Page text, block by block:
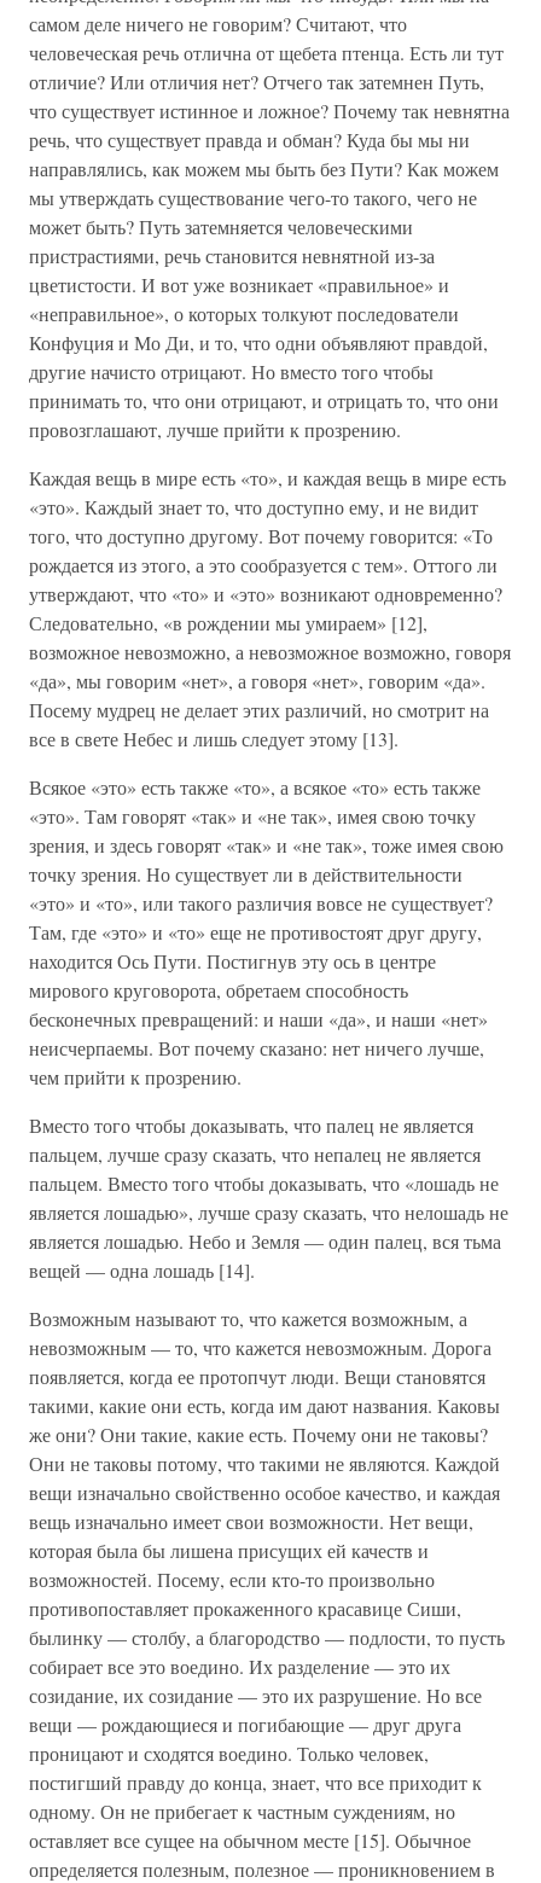
самом деле ничего не говорим? Считают, что
человеческая речь отлична от щебета птенца. Есть ли тут
отличие? Или отличия нет? Отчего так затемнен Путь,
что существует истинное и ложное? Почему так невнятна
речь, что существует правда и обман? Куда бы мы ни
направлялись, как можем мы быть без Пути? Как можем
мы утверждать существование чего-то такого, чего не
может быть? Путь затемняется человеческими
пристрастиями, речь становится невнятной из-за
цветистости. И вот уже возникает «правильное» и
«неправильное», о которых толкуют последователи
Конфуция и Мо Ди, и то, что одни объявляют правдой,
другие начисто отрицают. Но вместо того чтобы
принимать то, что они отрицают, и отрицать то, что они
провозглашают, лучше прийти к прозрению.
Каждая вещь в мире есть «то», и каждая вещь в мире есть
«это». Каждый знает то, что доступно ему, и не видит
того, что доступно другому. Вот почему говорится: «То
рождается из этого, а это сообразуется с тем». Оттого ли
утверждают, что «то» и «это» возникают одновременно?
Следовательно, «в рождении мы умираем» [12],
возможное невозможно, а невозможное возможно, говоря
«да», мы говорим «нет», а говоря «нет», говорим «да».
Посему мудрец не делает этих различий, но смотрит на
все в свете Небес и лишь следует этому [13].
Всякое «это» есть также «то», а всякое «то» есть также
«это». Там говорят «так» и «не так», имея свою точку
зрения, и здесь говорят «так» и «не так», тоже имея свою
точку зрения. Но существует ли в действительности
«это» и «то», или такого различия вовсе не существует?
Там, где «это» и «то» еще не противостоят друг другу,
находится Ось Пути. Постигнув эту ось в центре
мирового круговорота, обретаем способность
бесконечных превращений: и наши «да», и наши «нет»
неисчерпаемы. Вот почему сказано: нет ничего лучше,
чем прийти к прозрению.
Вместо того чтобы доказывать, что палец не является
пальцем, лучше сразу сказать, что непалец не является
пальцем. Вместо того чтобы доказывать, что «лошадь не
является лошадью», лучше сразу сказать, что нелошадь не
является лошадью. Небо и Земля — один палец, вся тьма
вещей — одна лошадь [14].
Возможным называют то, что кажется возможным, а
невозможным — то, что кажется невозможным. Дорога
появляется, когда ее протопчут люди. Вещи становятся
такими, какие они есть, когда им дают названия. Каковы
же они? Они такие, какие есть. Почему они не таковы?
Они не таковы потому, что такими не являются. Каждой
вещи изначально свойственно особое качество, и каждая
вещь изначально имеет свои возможности. Нет вещи,
которая была бы лишена присущих ей качеств и
возможностей. Посему, если кто-то произвольно
противопоставляет прокаженного красавице Сиши,
былинку — столбу, а благородство — подлости, то пусть
собирает все это воедино. Их разделение — это их
созидание, их созидание — это их разрушение. Но все
вещи — рождающиеся и погибающие — друг друга
проницают и сходятся воедино. Только человек,
постигший правду до конца, знает, что все приходит к
одному. Он не прибегает к частным суждениям, но
оставляет все сущее на обычном месте [15]. Обычное
определяется полезным, полезное — проникновением в